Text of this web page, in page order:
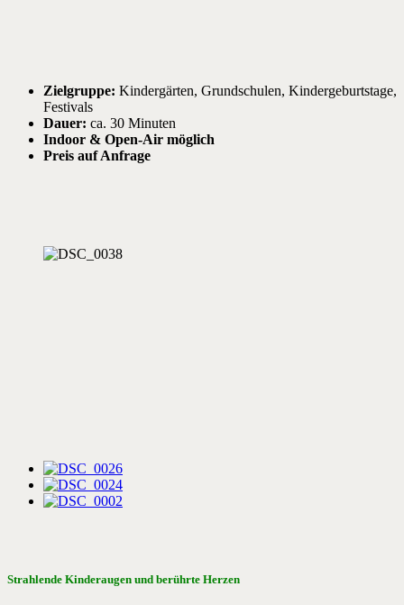
Zielgruppe: Kindergärten, Grundschulen, Kindergeburtstage,
Festivals
Dauer: ca. 30 Minuten
Indoor & Open-Air möglich
Preis auf Anfrage
Strahlende Kinderaugen und berührte Herzen